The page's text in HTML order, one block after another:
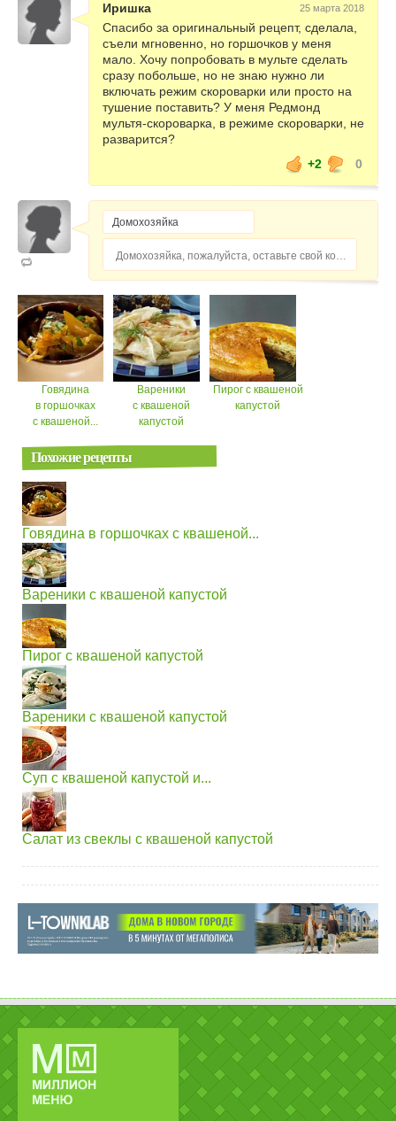
Иришка 25 марта 2018
Спасибо за оригинальный рецепт, сделала,
съели мгновенно, но горшочков у меня
мало. Хочу попробовать в мульте сделать
сразу побольше, но не знаю нужно ли
включать режим скороварки или просто на
тушение поставить? У меня Редмонд
мультя-скороварка, в режиме скороварки, не
разварится?
+2
0
Домохозяйка, пожалуйста, оставьте свой комментарий...
Говядина
в горшочках
с квашеной...
Вареники
с квашеной
капустой
Пирог с квашеной
капустой
Похожие рецепты
Говядина в горшочках с квашеной...
Вареники с квашеной капустой
Пирог с квашеной капустой
Вареники с квашеной капустой
Суп с квашеной капустой и...
Салат из свеклы с квашеной капустой